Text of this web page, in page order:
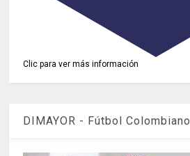
Clic para ver más información
DIMAYOR - Fútbol Colombiano